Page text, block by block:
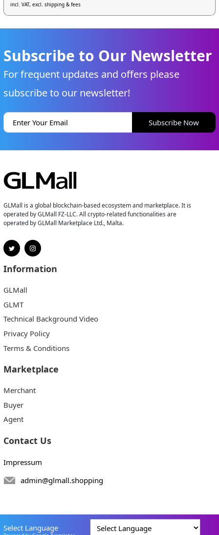
incl. VAT, excl. shipping & fees
Subscribe to Our Newsletter
For frequent updates and offers please
subscribe to our newsletter!
Subscribe Now
GLMall is a global blockchain-based ecosystem and marketplace. It is
operated by GLMall FZ-LLC. All crypto-related functionalities are
operated by GLMall Marketplace Ltd., Malta.
Information
GLMall
GLMT
Technical Background Video
Privacy Policy
Terms & Conditions
Marketplace
Merchant
Buyer
Agent
Contact Us
Impressum
admin@glmall.shopping
Select Language